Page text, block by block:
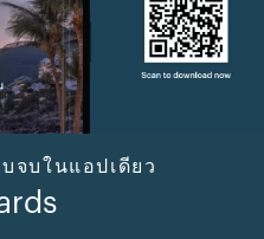
จบในแอปเดียว